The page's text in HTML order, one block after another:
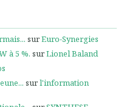
surEuro-Synergies
à 5 %. surLionel Baland
surl'information